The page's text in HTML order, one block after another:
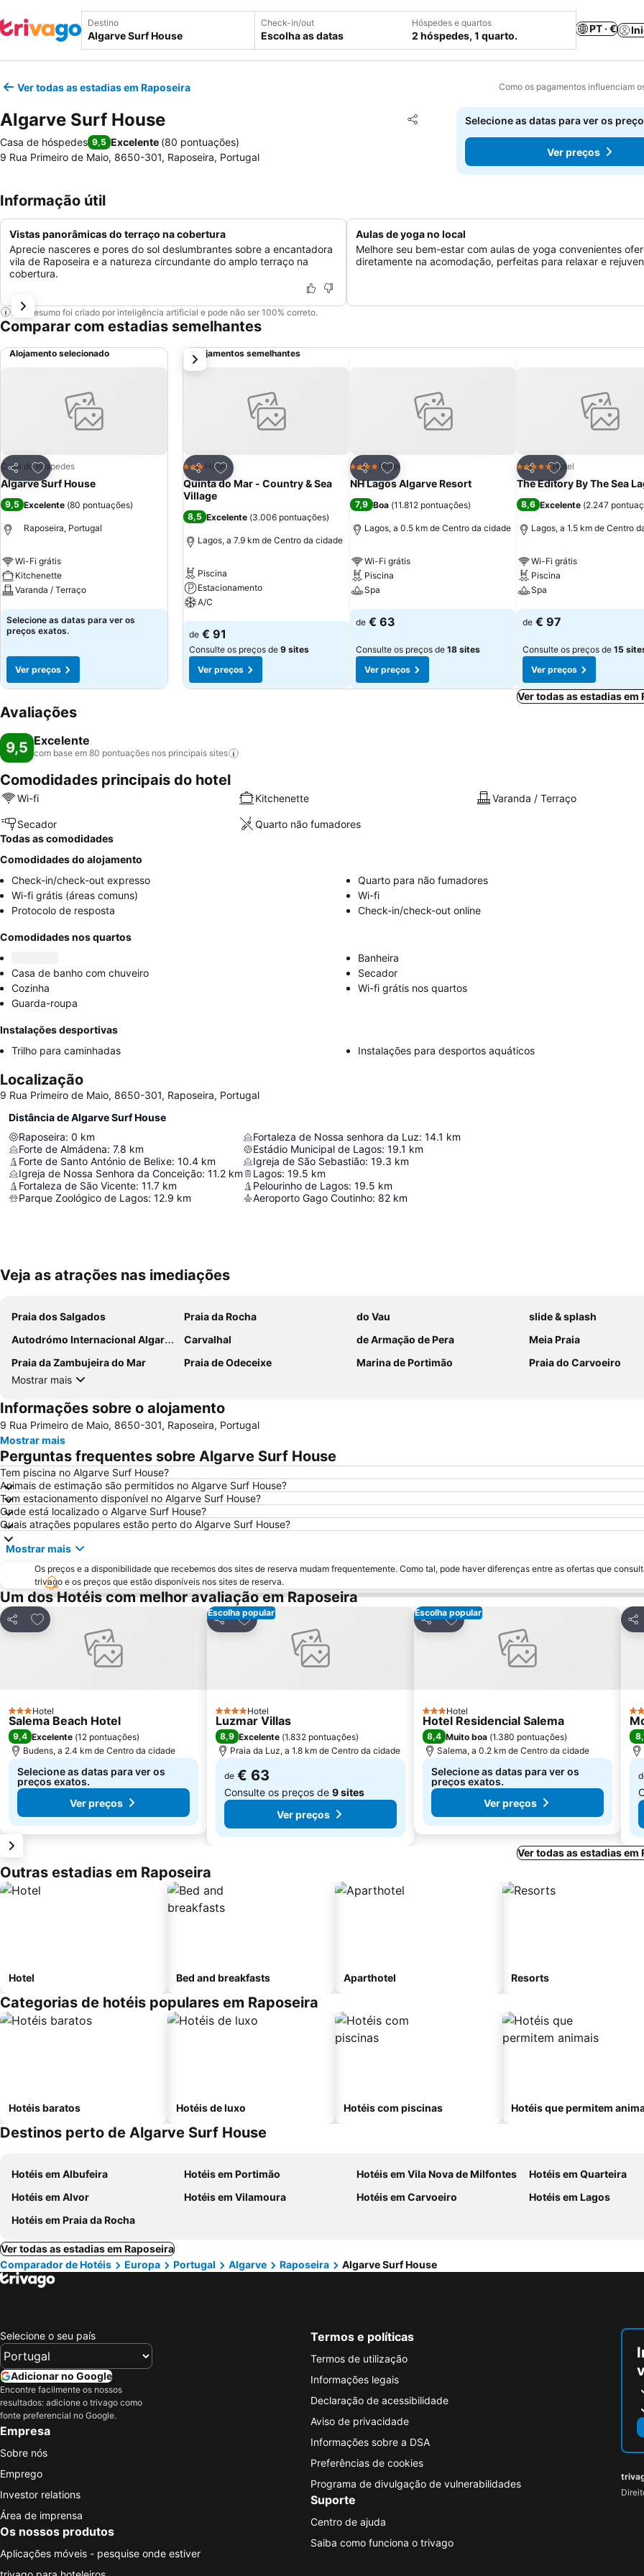
Destino Check-in/out
Escolha as datas
Hóspedes e quartos
2 hóspedes, 1 quarto.
PT · €
Ver todas as estadias em Raposeira Como os pagamentos influenciam
Algarve Surf House Partilhar
Adicionar aos favoritos
Casa de hóspedes 9,5 Excelente (80 pontuações)
9 Rua Primeiro de Maio, 8650-301, Raposeira, Portugal
Selecione as datas para ver os
Ver preços
Informação útil
Vistas panorâmicas do terraço na cobertura
Aprecie nasceres e pores do sol deslumbrantes sobre a encantadora
vila de Raposeira e a natureza circundante do amplo terraço na
cobertura.
Aulas de yoga no local
Melhore seu bem-estar com aulas de yoga convenientes
diretamente na acomodação, perfeitas para relaxar e
Este resumo foi criado por inteligência artificial e pode não ser 100% correto.
Comparar com estadias semelhantes
Alojamento selecionado
Partilhar
Adicionar aos favoritos
Casa de hóspedes
Algarve Surf House
9,5 Excelente (80 pontuações)
Raposeira, Portugal
Wi-Fi grátis
Kitchenette
Varanda / Terraço
Ver preços
Selecione as datas para ver os
preços exatos.
Ver preços
Alojamentos semelhantes
Partilhar
Adicionar aos favoritos
3 Estrelas
Hotel
Quinta do Mar - Country & Sea
Village
8,5 Excelente (3.006 pontuações)
Lagos, a 7.9 km de Centro da cidade
Piscina
Estacionamento
A/C
Ver preços
de € 91
Consulte os preços de 9 sites
Ver preços
Partilhar
Adicionar aos favoritos
4 EstrelasHotel
NH Lagos Algarve Resort
7,9 Boa (11.812 pontuações)
Lagos, a 0.5 km de Centro da cidade
Wi-Fi grátis
Piscina
Spa
Ver preços
de € 63
Consulte os preços de 18 sites
Ver preços
Partilhar
Adicionar aos
5 EstrelasHotel
The Editory By The Sea
8,6 Excelente (2.247
Lagos, a 1.5 km de Centro
Wi-Fi grátis
Piscina
Spa
Ver preços
de € 97
Consulte os preços de 15
Ver preços
próximo
Ver todas as estadias em
Avaliações
9,5 Excelente
com base em 80 pontuações nos principais sites
Comodidades principais do hotel
Wi-fi Kitchenette Varanda / Terraço
Secador
Quarto não fumadores
Todas as comodidades
Comodidades do alojamento
Check-in/check-out expresso
Quarto para não fumadores
Wi-fi grátis (áreas comuns)
Wi-fi
Protocolo de resposta
Check-in/check-out online
Comodidades nos quartos
Banheira
Casa de banho com chuveiro
Secador
Cozinha
Wi-fi grátis nos quartos
Guarda-roupa
Instalações desportivas
Trilho para caminhadas
Instalações para desportos aquáticos
Localização
9 Rua Primeiro de Maio, 8650-301, Raposeira, Portugal
Distância de Algarve Surf House
Raposeira: 0 km
Forte de Almádena: 7.8 km
Forte de Santo António de Belixe: 10.4 km
Igreja de Nossa Senhora da Conceição: 11.2 km
Fortaleza de São Vicente: 11.7 km
Parque Zoológico de Lagos: 12.9 km
Fortaleza de Nossa senhora da Luz: 14.1 km
Estádio Municipal de Lagos: 19.1 km
Igreja de São Sebastião: 19.3 km
Lagos: 19.5 km
Pelourinho de Lagos: 19.5 km
Aeroporto Gago Coutinho: 82 km
Veja as atrações nas imediações
Praia dos Salgados Praia da Rocha do Vau
slide & splash
Autodrómo Internacional Algarve
Carvalhal de Armação de Pera
Meia Praia
Praia da Zambujeira do Mar
Praia de Odeceixe Marina de Portimão
Praia do Carvoeiro
Mostrar mais
Informações sobre o alojamento
9 Rua Primeiro de Maio, 8650-301, Raposeira, Portugal
Mostrar mais
Perguntas frequentes sobre Algarve Surf House
Tem piscina no Algarve Surf House?
Animais de estimação são permitidos no Algarve Surf House?
Tem estacionamento disponível no Algarve Surf House?
Onde está localizado o Algarve Surf House?
Quais atrações populares estão perto do Algarve Surf House?
Mostrar mais
Os preços e a disponibilidade que recebemos dos sites de reserva mudam frequentemente. Como tal, pode haver diferenças entre as ofertas que
trivago e os preços que estão disponíveis nos sites de reserva.
Um dos Hotéis com melhor avaliação em Raposeira
Partilhar
Adicionar aos favoritos
3 Estrelas
Hotel
Salema Beach Hotel
9,4 Excelente (12 pontuações)
Budens, a 2.4 km de Centro da cidade
Selecione as datas para ver os
preços exatos.
Ver preços
Escolha popular
Partilhar
Adicionar aos favoritos
4 Estrelas
Hotel
Luzmar Villas
8,9 Excelente (1.832 pontuações)
Praia da Luz, a 1.8 km de Centro da cidade
de € 63
Consulte os preços de 9 sites
Ver preços
Escolha popular
Partilhar
Adicionar aos favoritos
3 Estrelas
Hotel
Hotel Residencial Salema
8,4 Muito boa (1.380 pontuações)
Salema, a 0.2 km de Centro da cidade
Selecione as datas para ver os
preços exatos.
Ver preços
3
Ver todas as estadias em
Outras estadias em Raposeira
Hotel Bed and breakfasts Aparthotel Resorts
Categorias de hotéis populares em Raposeira
Hotéis baratos Hotéis de luxo Hotéis com piscinas Hotéis que permitem
Destinos perto de Algarve Surf House
Hotéis em Albufeira Hotéis em Portimão Hotéis em Vila Nova de Milfontes
Hotéis em Quarteira
Hotéis em Alvor
Hotéis em Vilamoura Hotéis em Carvoeiro
Hotéis em Lagos
Hotéis em Praia da Rocha
Ver todas as estadias em Raposeira
Comparador de Hotéis
Europa Portugal Algarve Raposeira Algarve Surf House
Selecione o seu país
Adicionar no Google
Encontre facilmente os nossos
resultados: adicione o trivago como
fonte preferencial no Google.
Empresa
Sobre nós
Emprego
Investor relations
Área de imprensa
Os nossos produtos
Aplicações móveis - pesquise onde estiver
Termos e políticas
Termos de utilização
Informações legais
Declaração de acessibilidade
Aviso de privacidade
Informações sobre a DSA
Preferências de cookies
Programa de divulgação de vulnerabilidades
Suporte
Centro de ajuda
Saiba como funciona o trivago